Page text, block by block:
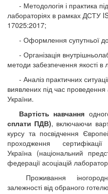
- Методологія і практика
лабораторіях в рамках ДСТУ
17025:2017;
- Оформлення супутньої
- Організація
методи забезпечення якості в
- Аналіз практичних
виявлених під час проведення
України.
Вартість навчання
сплати ПДВ), включаючи
курсу та посвідчення
проходження
Україна (національний
федерації асоціацій
Проживання
залежності від обраного